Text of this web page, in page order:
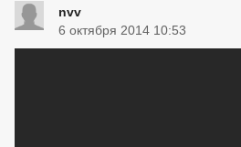
nvv
6 октября 2014 10:53